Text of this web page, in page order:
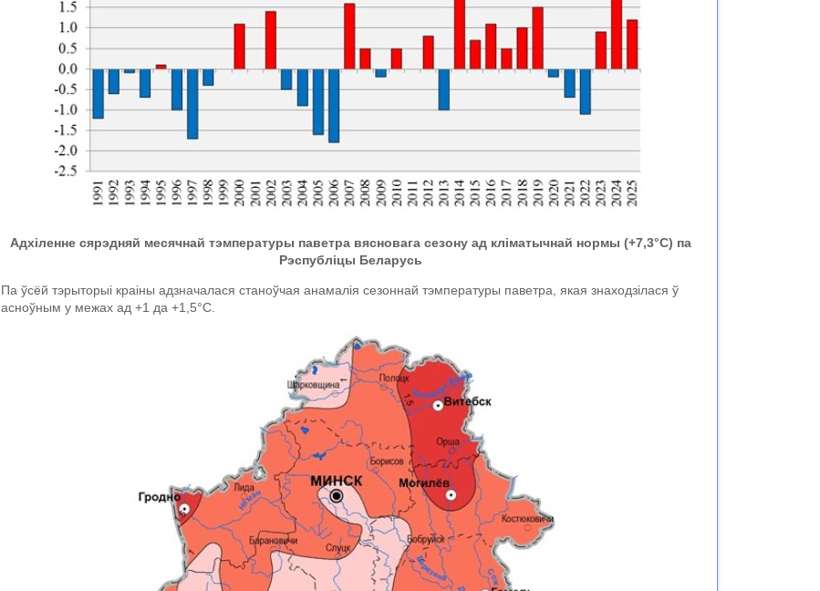
Адхіленне сярэдняй месячнай тэмпературы паветра вясновага сезону ад кліматычнай нормы (+7,3°C) па
Рэспубліцы Беларусь
Па ўсёй тэрыторыі краіны адзначалася станоўчая анамалія сезоннай тэмпературы паветра, якая знаходзілася ў
асноўным у межах ад +1 да +1,5°С.